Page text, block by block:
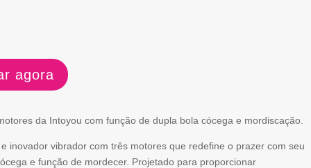
agora
da Intoyou com função de dupla bola cócega e mordiscação.
inovador vibrador com três motores que redefine o prazer com seu
e função de mordecer. Projetado para proporcionar